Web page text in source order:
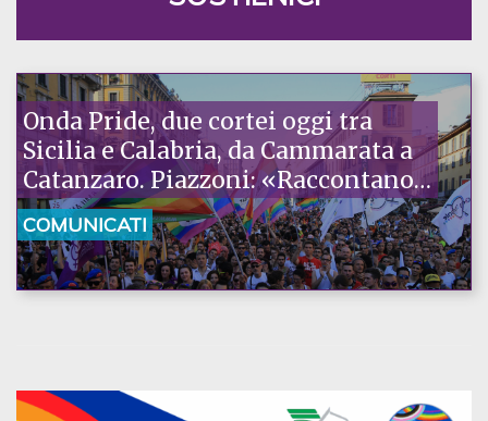
Onda Pride, due cortei oggi tra
Sicilia e Calabria, da Cammarata a
Catanzaro. Piazzoni: «Raccontano
la nostra ostinazione»
COMUNICATI